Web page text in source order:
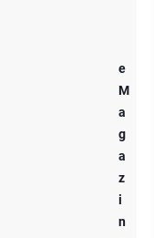
e
M
a
g
a
z
i
n